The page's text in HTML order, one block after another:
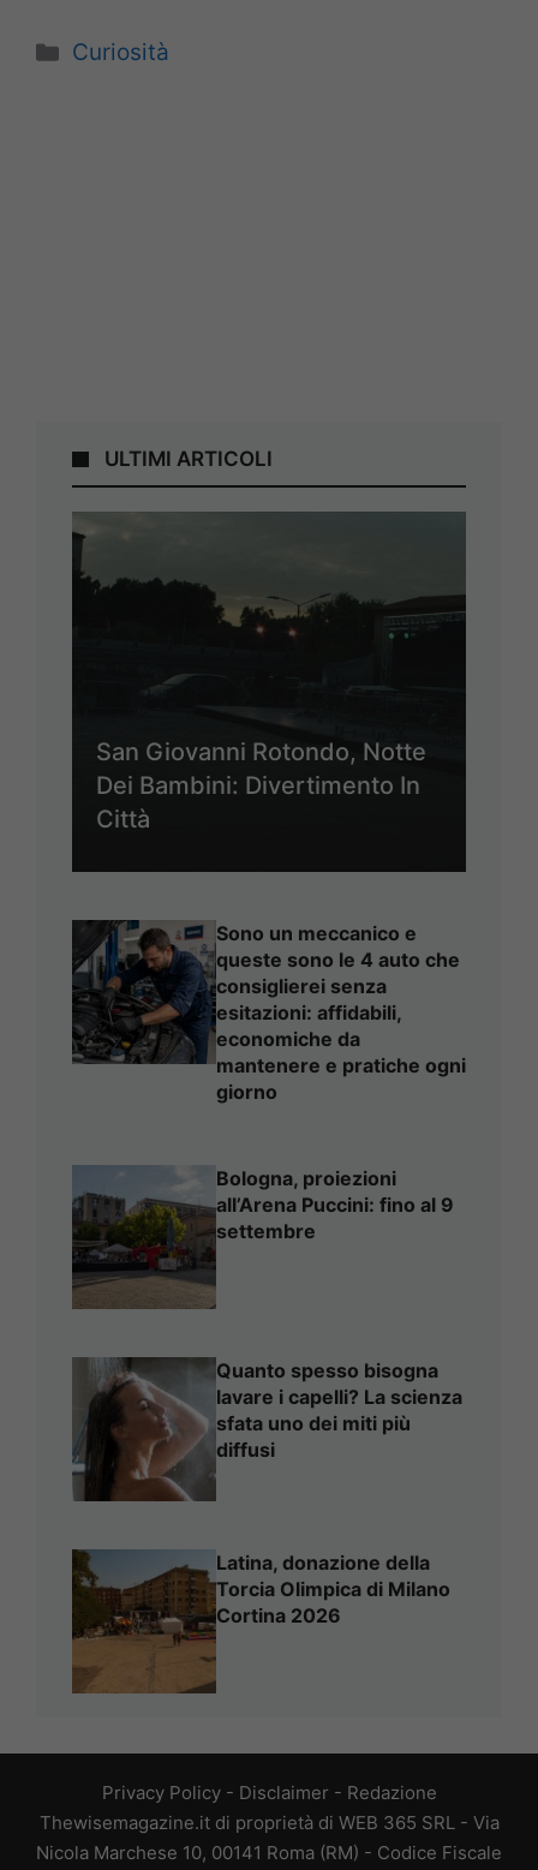
Categorie
Curiosità
ULTIMI ARTICOLI
San Giovanni Rotondo, Notte
Dei Bambini: Divertimento In
Città
Sono un meccanico e
queste sono le 4 auto che
consiglierei senza
esitazioni: affidabili,
economiche da
mantenere e pratiche ogni
giorno
Bologna, proiezioni
all’Arena Puccini: fino al 9
settembre
Quanto spesso bisogna
lavare i capelli? La scienza
sfata uno dei miti più
diffusi
Latina, donazione della
Torcia Olimpica di Milano
Cortina 2026
Privacy Policy- Disclaimer - Redazione
Thewisemagazine.it di proprietà di WEB 365 SRL - Via
Nicola Marchese 10, 00141 Roma (RM) - Codice Fiscale